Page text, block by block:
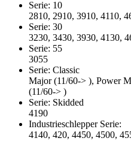
Serie: 10
2810, 2910, 3910, 4110,
Serie: 30
3230, 3430, 3930, 4130,
Serie: 55
3055
Serie: Classic
Major (11/60-> ), Power
(11/60-> )
Serie: Skidded
4190
Industrieschlepper
4140, 420, 4450, 4500,